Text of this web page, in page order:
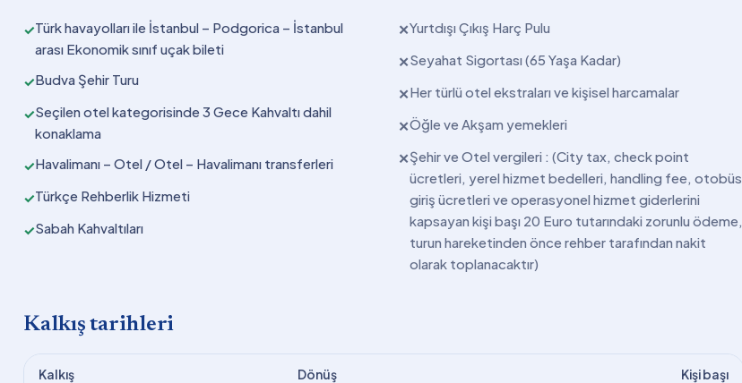
✓Türk havayolları ile İstanbul – Podgorica – İstanbul
arası Ekonomik sınıf uçak bileti
✓Budva Şehir Turu
✓Seçilen otel kategorisinde 3 Gece Kahvaltı dahil
konaklama
✓Havalimanı – Otel / Otel – Havalimanı transferleri
✓Türkçe Rehberlik Hizmeti
✓Sabah Kahvaltıları
✕Yurtdışı Çıkış Harç Pulu
✕Seyahat Sigortası (65 Yaşa Kadar)
✕Her türlü otel ekstraları ve kişisel harcamalar
✕Öğle ve Akşam yemekleri
✕Şehir ve Otel vergileri : (City tax, check point
ücretleri, yerel hizmet bedelleri, handling fee, otobüs
giriş ücretleri ve operasyonel hizmet giderlerini
kapsayan kişi başı 20 Euro tutarındaki zorunlu ödeme,
turun hareketinden önce rehber tarafından nakit
olarak toplanacaktır)
Kalkış tarihleri
Kalkış Dönüş Kişi başı